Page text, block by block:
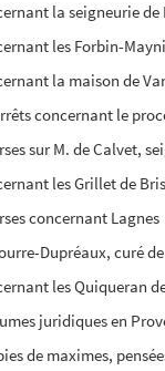
la seigneurie
les Forbin-
la maison de
concernant le
sur M. de Calvet,
les Grillet de
concernant Lagnes
Dupréaux, curé
les Quiqueran
juridiques en
de maximes,